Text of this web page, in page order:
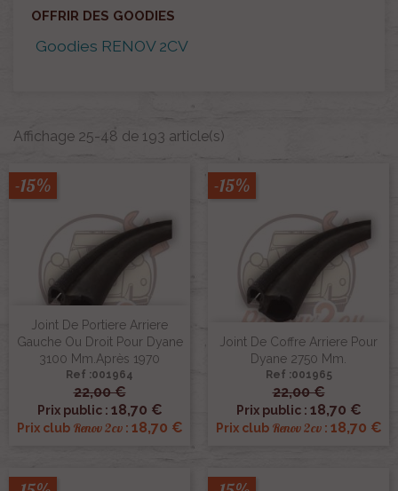
OFFRIR DES GOODIES
Goodies RENOV 2CV
Affichage 25-48 de 193 article(s)
Joint De Portiere Arriere
Gauche Ou Droit Pour Dyane
3100 Mm.Après 1970
Ref :001964
22,00 €
Prix public : 18,70 €
Prix club Renov 2cv: 18,70 €
-15%
Joint De Coffre Arriere Pour
Dyane 2750 Mm.
Ref :001965
22,00 €
Prix public : 18,70 €
Prix club Renov 2cv: 18,70 €
-15%